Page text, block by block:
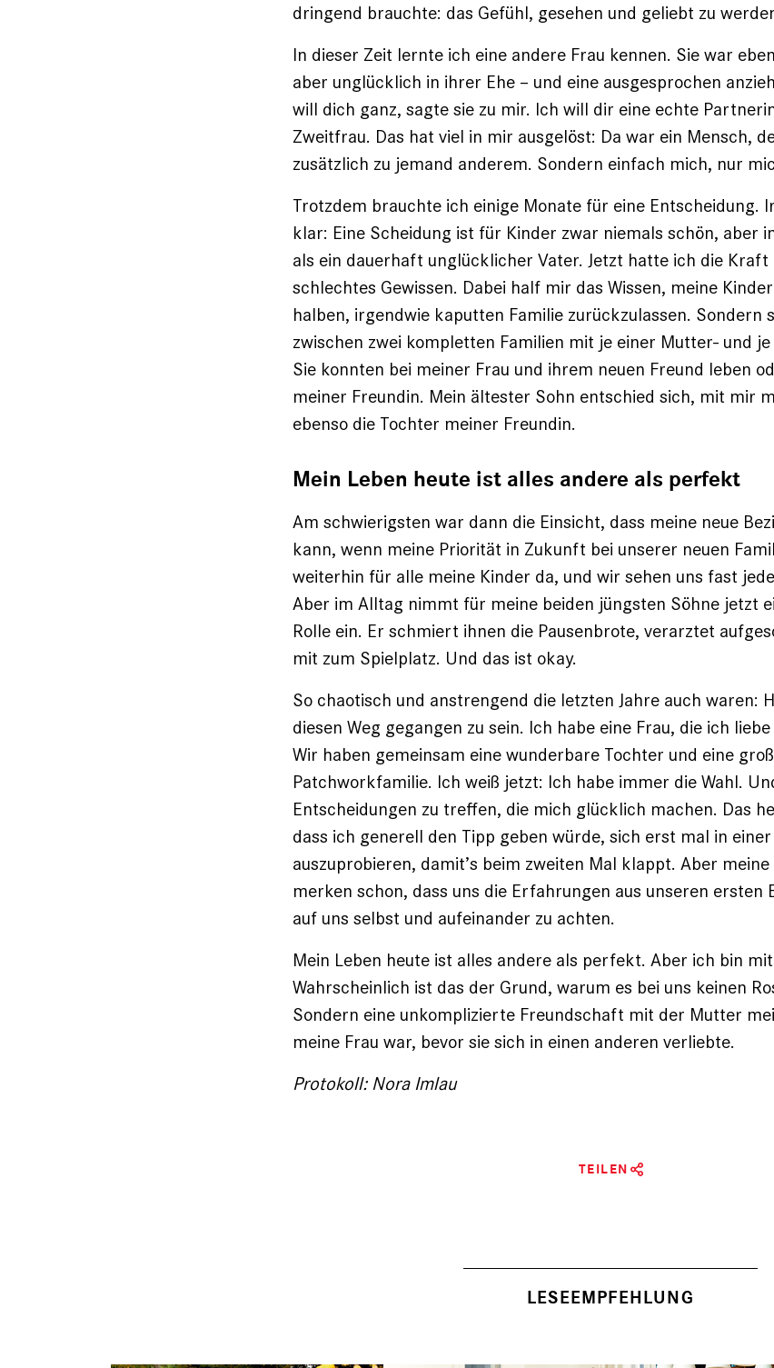
dringend brauchte: das Gefühl, gesehen und geliebt zu
In dieser Zeit lernte ich eine andere Frau kennen. Sie war
aber unglücklich in ihrer Ehe – und eine ausgesprochen
will dich ganz, sagte sie zu mir. Ich will dir eine echte
Zweitfrau. Das hat viel in mir ausgelöst: Da war ein Mensch,
zusätzlich zu jemand anderem. Sondern einfach mich, nur
Trotzdem brauchte ich einige Monate für eine Entscheidung.
klar: Eine Scheidung ist für Kinder zwar niemals schön, aber
als ein dauerhaft unglücklicher Vater. Jetzt hatte ich die Kraft
schlechtes Gewissen. Dabei half mir das Wissen, meine
halben, irgendwie kaputten Familie zurückzulassen. Sondern
zwischen zwei kompletten Familien mit je einer Mutter- und
Sie konnten bei meiner Frau und ihrem neuen Freund leben
meiner Freundin. Mein ältester Sohn entschied sich, mit mir
ebenso die Tochter meiner Freundin.
Mein Leben heute ist alles andere als perfekt
Am schwierigsten war dann die Einsicht, dass meine neue
kann, wenn meine Priorität in Zukunft bei unserer neuen
weiterhin für alle meine Kinder da, und wir sehen uns fast
Aber im Alltag nimmt für meine beiden jüngsten Söhne jetzt
Rolle ein. Er schmiert ihnen die Pausenbrote, verarztet
mit zum Spielplatz. Und das ist okay.
So chaotisch und anstrengend die letzten Jahre auch waren:
diesen Weg gegangen zu sein. Ich habe eine Frau, die ich
Wir haben gemeinsam eine wunderbare Tochter und eine
Patchworkfamilie. Ich weiß jetzt: Ich habe immer die Wahl.
Entscheidungen zu treffen, die mich glücklich machen. Das
dass ich generell den Tipp geben würde, sich erst mal in einer
auszuprobieren, damit’s beim zweiten Mal klappt. Aber
merken schon, dass uns die Erfahrungen aus unseren ersten
auf uns selbst und aufeinander zu achten.
Mein Leben heute ist alles andere als perfekt. Aber ich bin
Wahrscheinlich ist das der Grund, warum es bei uns keinen
Sondern eine unkomplizierte Freundschaft mit der Mutter
meine Frau war, bevor sie sich in einen anderen verliebte.
Protokoll: Nora Imlau
TEILEN
LESEEMPFEHLUNG